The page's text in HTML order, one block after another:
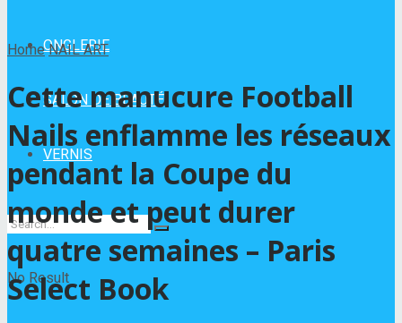
ONGLERIE
SALON DE BEAUTÉ
VERNIS
No Result
Home NAIL ART
Cette manucure Football
Nails enflamme les réseaux
pendant la Coupe du
monde et peut durer
quatre semaines – Paris
Select Book